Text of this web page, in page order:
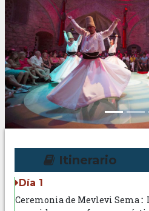
Itinerario
Día 1
Ceremonia de Mevlevi Sema: